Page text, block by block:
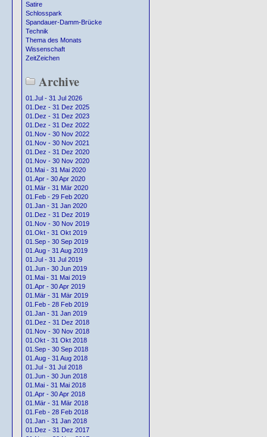
Satire
Schlosspark
Spandauer-Damm-Brücke
Technik
Thema des Monats
Wissenschaft
ZeitZeichen
Archive
01.Jul - 31 Jul 2026
01.Dez - 31 Dez 2025
01.Dez - 31 Dez 2023
01.Dez - 31 Dez 2022
01.Nov - 30 Nov 2022
01.Nov - 30 Nov 2021
01.Dez - 31 Dez 2020
01.Nov - 30 Nov 2020
01.Mai - 31 Mai 2020
01.Apr - 30 Apr 2020
01.Mär - 31 Mär 2020
01.Feb - 29 Feb 2020
01.Jan - 31 Jan 2020
01.Dez - 31 Dez 2019
01.Nov - 30 Nov 2019
01.Okt - 31 Okt 2019
01.Sep - 30 Sep 2019
01.Aug - 31 Aug 2019
01.Jul - 31 Jul 2019
01.Jun - 30 Jun 2019
01.Mai - 31 Mai 2019
01.Apr - 30 Apr 2019
01.Mär - 31 Mär 2019
01.Feb - 28 Feb 2019
01.Jan - 31 Jan 2019
01.Dez - 31 Dez 2018
01.Nov - 30 Nov 2018
01.Okt - 31 Okt 2018
01.Sep - 30 Sep 2018
01.Aug - 31 Aug 2018
01.Jul - 31 Jul 2018
01.Jun - 30 Jun 2018
01.Mai - 31 Mai 2018
01.Apr - 30 Apr 2018
01.Mär - 31 Mär 2018
01.Feb - 28 Feb 2018
01.Jan - 31 Jan 2018
01.Dez - 31 Dez 2017